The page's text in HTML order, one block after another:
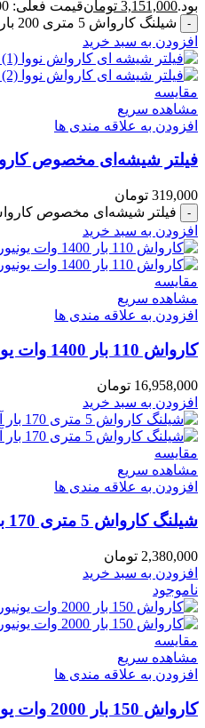
بود.3,151,000 تومانقیمت فعلی: 3,151,000 تومان.
شیلنگ کارواش 5 متری 200 بار آروا کد 1108 عدد
افزودن به سبد خرید
مقایسه
مشاهده سریع
افزودن به علاقه مندی ها
فیلتر شیشه‌ای مخصوص کارواش
319,000 تومان
فیلتر شیشه‌ای مخصوص کارواش نووا
افزودن به سبد خرید
مقایسه
مشاهده سریع
افزودن به علاقه مندی ها
کارواش 110 بار 1400 وات یونیورسال نووا کد 5115
16,958,000 تومان
افزودن به سبد خرید
مقایسه
مشاهده سریع
افزودن به علاقه مندی ها
شیلنگ کارواش 5 متری 170 بار آروا کد 1106
2,380,000 تومان
افزودن به سبد خرید
ناموجود
مقایسه
مشاهده سریع
افزودن به علاقه مندی ها
کارواش 150 بار 2000 وات یونیورسال نووا کد 5150